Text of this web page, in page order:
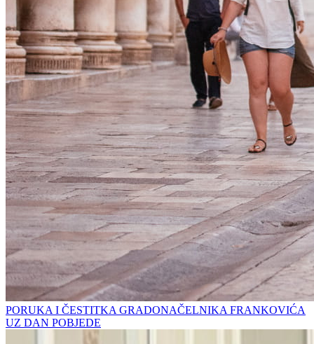
PORUKA I ČESTITKA GRADONAČELNIKA FRANKOVIĆA
UZ DAN POBJEDE